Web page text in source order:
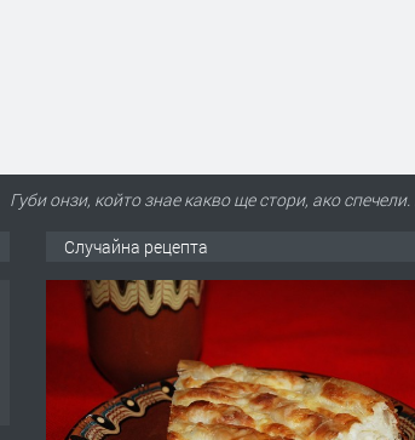
Губи онзи, който знае какво ще стори, ако
Случайна рецепта